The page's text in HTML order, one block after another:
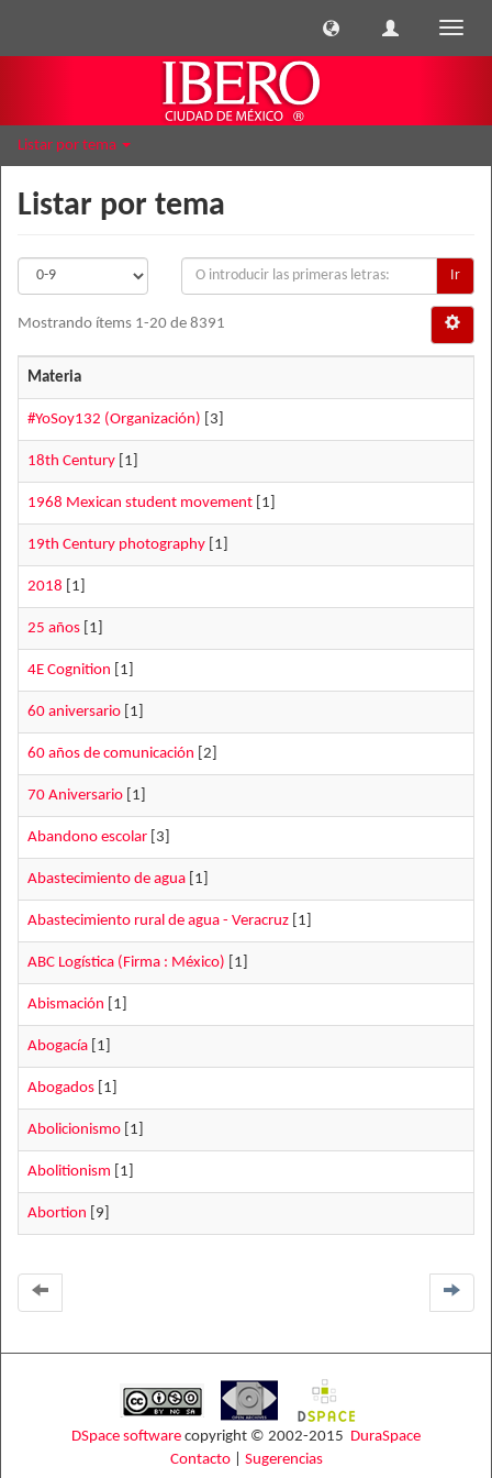
Listar por tema
Listar por tema
Ir
Mostrando ítems 1-20 de 8391
Materia
#YoSoy132 (Organización) [3]
18th Century [1]
1968 Mexican student movement [1]
19th Century photography [1]
2018 [1]
25 años [1]
4E Cognition [1]
60 aniversario [1]
60 años de comunicación [2]
70 Aniversario [1]
Abandono escolar [3]
Abastecimiento de agua [1]
Abastecimiento rural de agua - Veracruz [1]
ABC Logística (Firma : México) [1]
Abismación [1]
Abogacía [1]
Abogados [1]
Abolicionismo [1]
Abolitionism [1]
Abortion [9]
DSpace software copyright © 2002-2015 DuraSpace
Contacto| Sugerencias